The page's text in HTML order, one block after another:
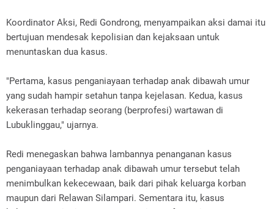
Koordinator Aksi, Redi Gondrong, menyampaikan aksi damai itu
bertujuan mendesak kepolisian dan kejaksaan untuk
menuntaskan dua kasus.
"Pertama, kasus penganiayaan terhadap anak dibawah umur
yang sudah hampir setahun tanpa kejelasan. Kedua, kasus
kekerasan terhadap seorang (berprofesi) wartawan di
Lubuklinggau," ujarnya.
Redi menegaskan bahwa lambannya penanganan kasus
penganiayaan terhadap anak dibawah umur tersebut telah
menimbulkan kekecewaan, baik dari pihak keluarga korban
maupun dari Relawan Silampari. Sementara itu, kasus